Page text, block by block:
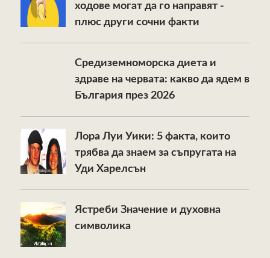
ходове могат да го направят -
плюс други сочни факти
Средиземноморска диета и
здраве на червата: какво да ядем в
България през 2026
Лора Луи Уики: 5 факта, които
трябва да знаем за съпругата на
Уди Харелсън
Ястреби Значение и духовна
символика